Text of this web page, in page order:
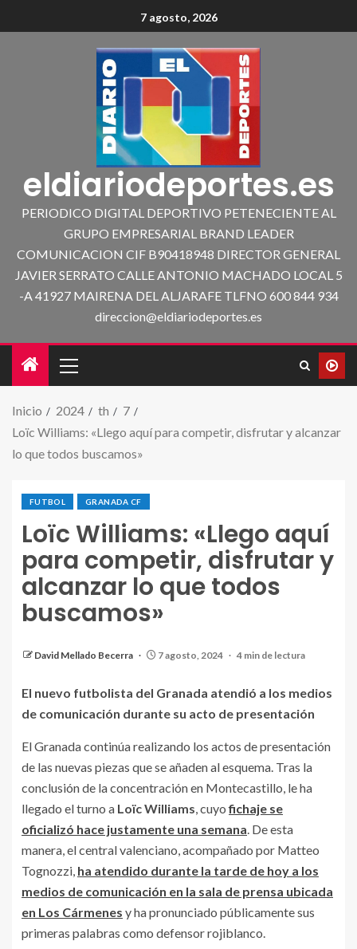
7 agosto, 2026
eldiariodeportes.es
PERIODICO DIGITAL DEPORTIVO PETENECIENTE AL
GRUPO EMPRESARIAL BRAND LEADER
COMUNICACION CIF B90418948 DIRECTOR GENERAL
JAVIER SERRATO CALLE ANTONIO MACHADO LOCAL 5
-A 41927 MAIRENA DEL ALJARAFE TLFNO 600 844 934
direccion@eldiariodeportes.es
Inicio 2024 th
7
Loïc Williams: «Llego aquí para competir, disfrutar y alcanzar
lo que todos buscamos»
FUTBOL GRANADA CF
Loïc Williams: «Llego aquí
para competir, disfrutar y
alcanzar lo que todos
buscamos»
David Mellado Becerra 7 agosto, 2024 4 min de lectura
Loïc Williams posa para los fotógrafos durante su
acto de presentación | Foto: José Velasco.
El nuevo futbolista del Granada atendió a los medios
de comunicación durante su acto de presentación
El Granada continúa realizando los actos de presentación
de las nuevas piezas que se añaden al esquema. Tras la
conclusión de la concentración en Montecastillo, le ha
llegado el turno a Loïc Williams, cuyofichaje se
oficializó hace justamente una semana. De esta
manera, el central valenciano, acompañado por Matteo
Tognozzi, ha atendido durante la tarde de hoy a los
medios de comunicación en la sala de prensa ubicada
en Los Cármenes y ha pronunciado públicamente sus
primeras palabras como defensor rojiblanco.